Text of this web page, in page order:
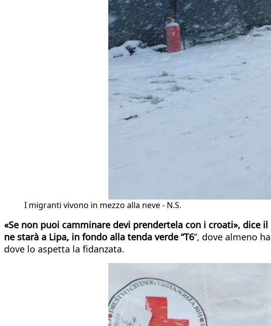
I migranti vivono in mezzo alla neve - N.S.
«Se non puoi camminare devi prendertela con i croati», dice
ne starà a Lipa, in fondo alla tenda verde “T6”, dove almeno
dove lo aspetta la fidanzata.